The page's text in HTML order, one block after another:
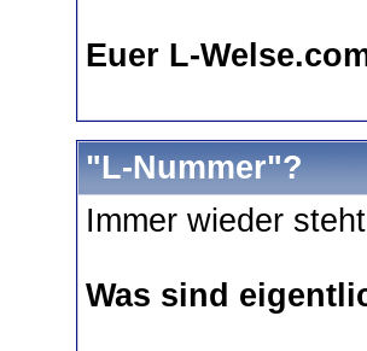
Euer L-
"L-Nummer"?
Immer wieder
Was sind